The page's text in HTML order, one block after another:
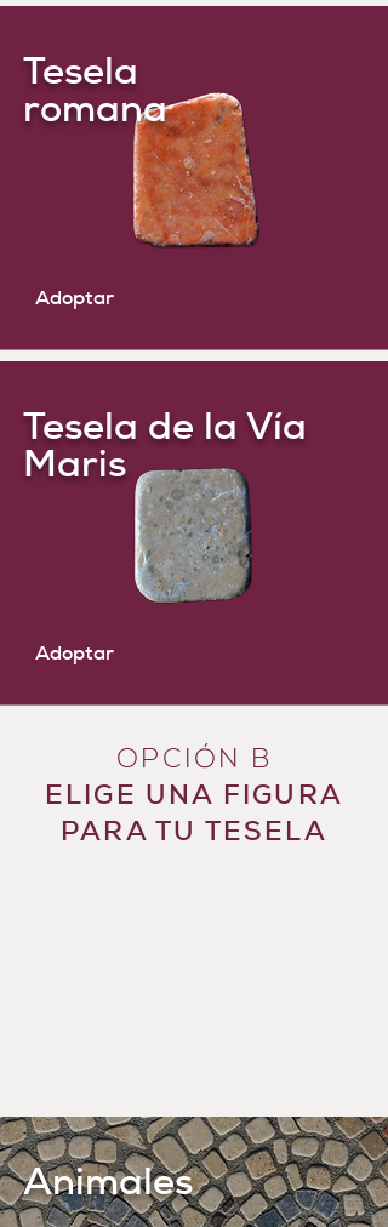
Tesela
romana
Adoptar
Tesela de la Vía
Maris
Adoptar
OPCIÓN B
ELIGE UNA FIGURA
PARA TU TESELA
Animales